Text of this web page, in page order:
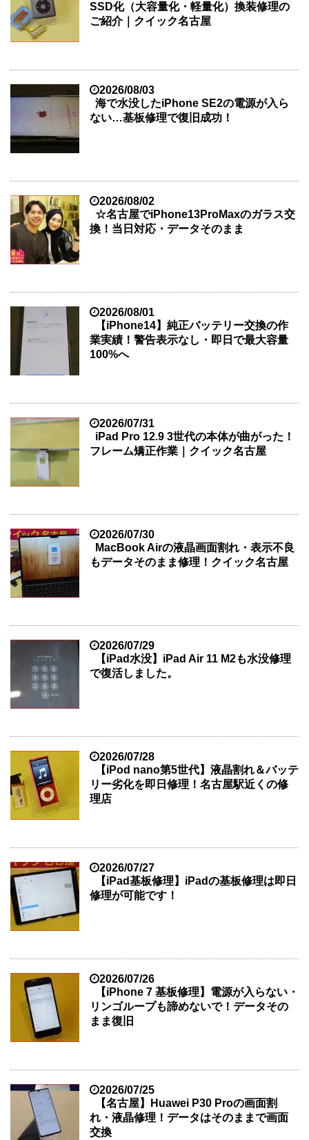
SSD化（大容量化・軽量化）換装修理の
ご紹介｜クイック名古屋
2026/08/03
海で水没したiPhone SE2の電源が入ら
ない…基板修理で復旧成功！
2026/08/02
☆名古屋でiPhone13ProMaxのガラス交
換！当日対応・データそのまま
2026/08/01
【iPhone14】純正バッテリー交換の作
業実績！警告表示なし・即日で最大容量
100%へ
2026/07/31
iPad Pro 12.9 3世代の本体が曲がった！
フレーム矯正作業｜クイック名古屋
2026/07/30
MacBook Airの液晶画面割れ・表示不良
もデータそのまま修理！クイック名古屋
2026/07/29
【iPad水没】iPad Air 11 M2も水没修理
で復活しました。
2026/07/28
【iPod nano第5世代】液晶割れ＆バッテ
リー劣化を即日修理！名古屋駅近くの修
理店
2026/07/27
【iPad基板修理】iPadの基板修理は即日
修理が可能です！
2026/07/26
【iPhone 7 基板修理】電源が入らない・
リンゴループも諦めないで！データその
まま復旧
2026/07/25
【名古屋】Huawei P30 Proの画面割
れ・液晶修理！データはそのままで画面
交換